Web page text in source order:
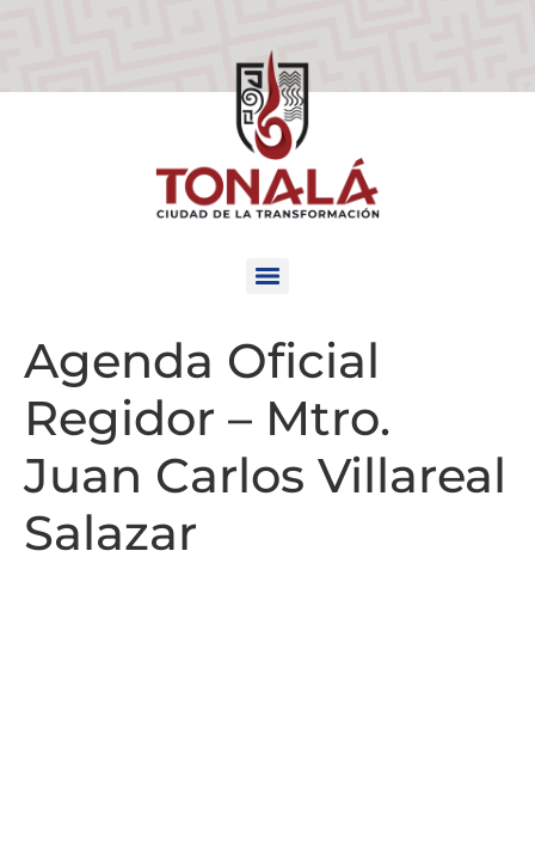
Agenda Oficial
Regidor – Mtro.
Juan Carlos Villareal
Salazar